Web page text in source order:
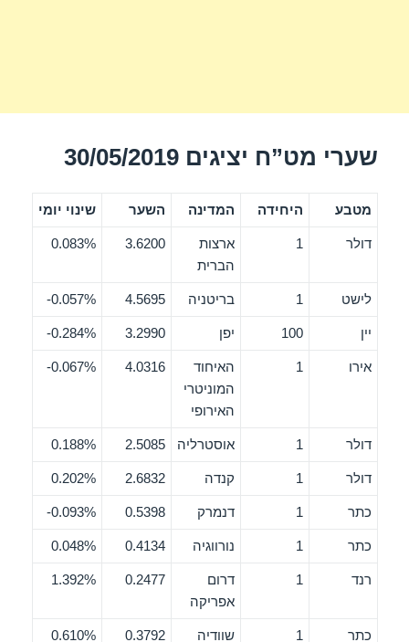
שערי מט”ח יציגים 30/05/2019
מטבע היחידה המדינה השער שינוי יומי
דולר 1
ארצות
הברית
3.6200
0.083%
לישט 1 בריטניה 4.5695
0.057%-
יין 100 יפן 3.2990
0.284%-
אירו 1
האיחוד
המוניטרי
האירופי
4.0316
0.067%-
דולר 1 אוסטרליה 2.5085
0.188%
דולר 1 קנדה 2.6832
0.202%
כתר 1 דנמרק 0.5398
0.093%-
כתר 1 נורווגיה 0.4134
0.048%
רנד 1
דרום
אפריקה
0.2477
1.392%
כתר 1 שוודיה 0.3792
0.610%